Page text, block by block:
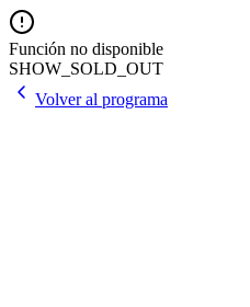
Función no disponible
SHOW_SOLD_OUT
Volver al programa